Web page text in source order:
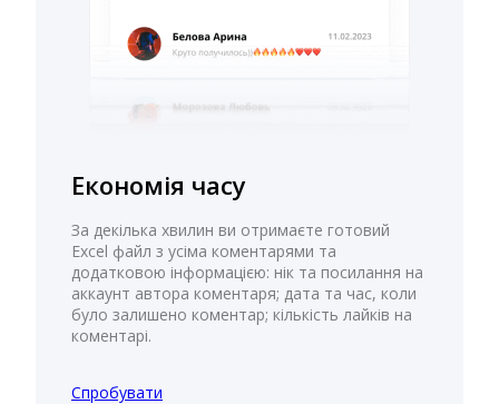
Економія часу
За декілька хвилин ви отримаєте готовий
Excel файл з усіма коментарями та
додатковою інформацією: нік та посилання на
аккаунт автора коментаря; дата та час, коли
було залишено коментар; кількість лайків на
коментарі.
Спробувати